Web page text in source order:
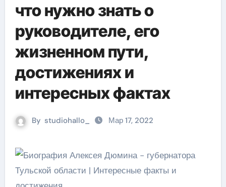
что нужно знать о
руководителе, его
жизненном пути,
достижениях и
интересных фактах
By studiohallo_ Мар 17, 2022